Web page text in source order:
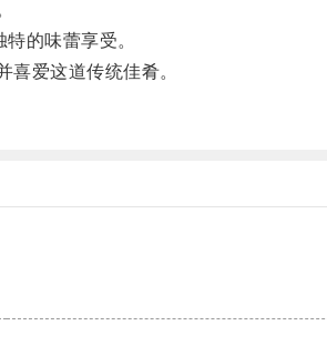
的味蕾享受。
爱这道传统佳肴。